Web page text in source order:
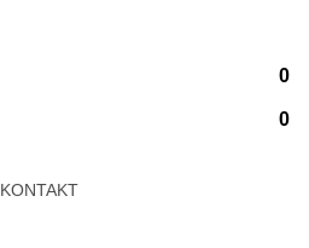
0
0
KONTAKT